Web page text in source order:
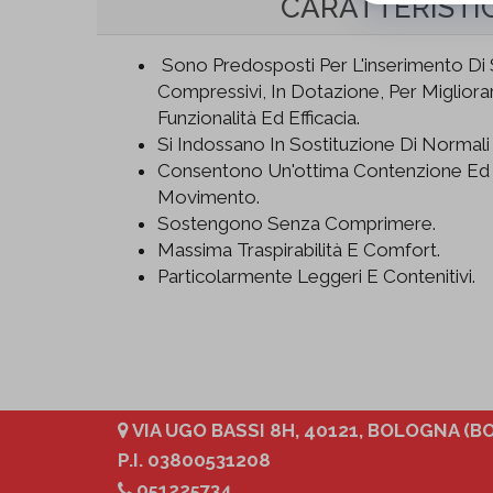
Sono Predosposti Per L'inserimento Di
Compressivi, In Dotazione, Per
Funzionalità Ed Efficacia.
Si Indossano In Sostituzione Di Normali
Consentono Un'ottima Contenzione
Movimento.
Sostengono Senza Comprimere.
Massima Traspirabilità E Comfort.
Particolarmente Leggeri E Contenitivi.
VIA UGO BASSI 8H, 40121, BOLOGNA
P.I. 03800531208